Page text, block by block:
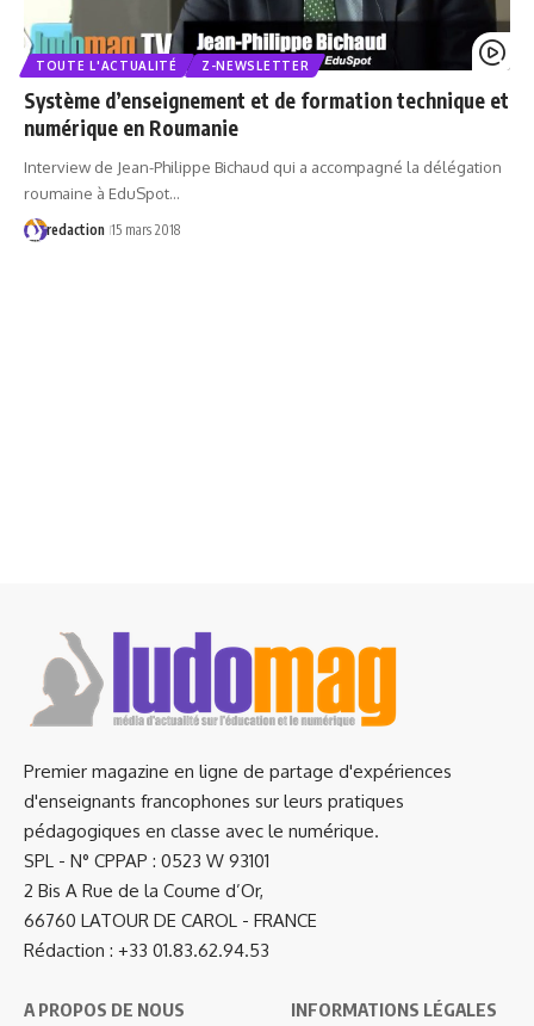
TOUTE L'ACTUALITÉ Z-NEWSLETTER
Système d’enseignement et de formation technique et
numérique en Roumanie
Interview de Jean-Philippe Bichaud qui a accompagné la délégation
roumaine à EduSpot…
redaction 15 mars 2018
Premier magazine en ligne de partage d'expériences
d'enseignants francophones sur leurs pratiques
pédagogiques en classe avec le numérique.
SPL - N° CPPAP : 0523 W 93101
2 Bis A Rue de la Coume d’Or,
66760 LATOUR DE CAROL - FRANCE
Rédaction : +33 01.83.62.94.53
A PROPOS DE NOUS INFORMATIONS LÉGALES